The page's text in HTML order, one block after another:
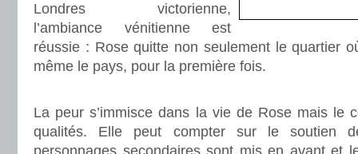
Londres victorienne,
l’ambiance vénitienne est
réussie : Rose quitte non seulement le quartier
même le pays, pour la première fois.
La peur s’immisce dans la vie de Rose mais le
qualités. Elle peut compter sur le soutien
personnages secondaires sont mis en avant et